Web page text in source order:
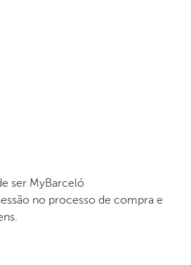
ser MyBarceló
no processo de compra e